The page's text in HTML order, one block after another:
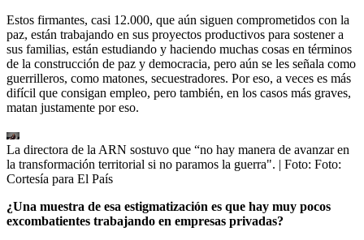
Estos firmantes, casi 12.000, que aún siguen comprometidos con la
paz, están trabajando en sus proyectos productivos para sostener a
sus familias, están estudiando y haciendo muchas cosas en términos
de la construcción de paz y democracia, pero aún se les señala como
guerrilleros, como matones, secuestradores. Por eso, a veces es más
difícil que consigan empleo, pero también, en los casos más graves,
matan justamente por eso.
La directora de la ARN sostuvo que “no hay manera de avanzar en
la transformación territorial si no paramos la guerra". | Foto: Foto:
Cortesía para El País
¿Una muestra de esa estigmatización es que hay muy pocos
excombatientes trabajando en empresas privadas?